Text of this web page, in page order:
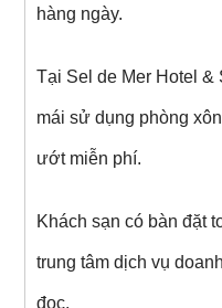
hàng ngày.
Tại Sel de Mer Hotel &
mái sử dụng phòng
ướt miễn phí.
Khách sạn có bàn đặt
trung tâm dịch vụ
đọc.